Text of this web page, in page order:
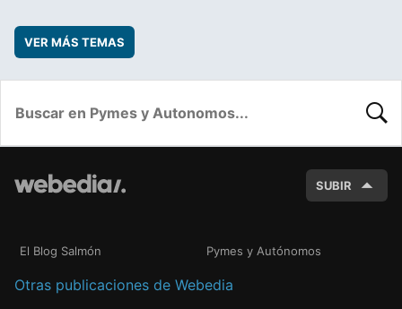
VER MÁS TEMAS
SUBIR
El Blog Salmón Pymes y Autónomos
Otras publicaciones de Webedia